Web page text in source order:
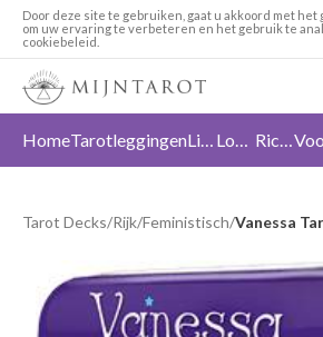
Door deze site te gebruiken, gaat u akkoord met het
om uw ervaring te verbeteren en het gebruik te
cookiebeleid.
HomeTarotleggingen Liefde Loslaten Richting
Tarot Decks/Rijk/Feministisch/Vanessa